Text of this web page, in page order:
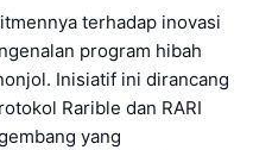
terhadap inovasi
program hibah
Inisiatif ini dirancang
Rarible dan RARI
yang